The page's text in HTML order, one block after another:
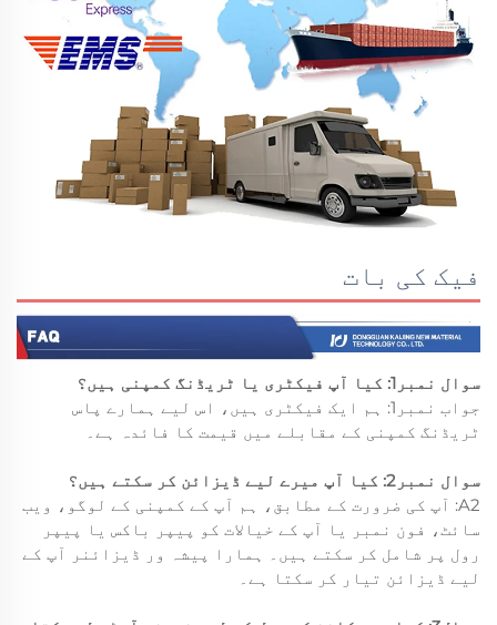
فیک کی بات
سوال نمبر1: کیا آپ فیکٹری یا ٹریڈنگ کمپنی ہیں؟
جواب نمبر1: ہم ایک فیکٹری ہیں، اس لیے ہمارے پاس
ٹریڈنگ کمپنی کے مقابلے میں قیمت کا فائدہ ہے۔
سوال نمبر2: کیا آپ میرے لیے ڈیزائن کر سکتے ہیں؟
A2: آپ کی ضرورت کے مطابق، ہم آپ کے کمپنی کے لوگو، ویب
سائٹ، فون نمبر یا آپ کے خیالات کو پیپر باکس یا پیپر
رول پر شامل کر سکتے ہیں۔ ہمارا پیشہ ور ڈیزائنر آپ کے
لیے ڈیزائن تیار کر سکتا ہے۔